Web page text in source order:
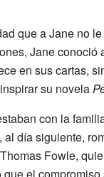
que a Jane no
Jane
en sus cartas,
su novela
con la
día siguiente,
Fowle,